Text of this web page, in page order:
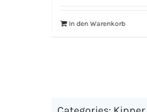
In den Warenkorb